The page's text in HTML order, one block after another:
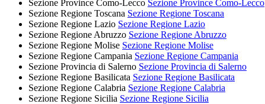
Sezione Province Como-Lecco Sezione Province Como-Lecco
Sezione Regione Toscana Sezione Regione Toscana
Sezione Regione Lazio Sezione Regione Lazio
Sezione Regione Abruzzo Sezione Regione Abruzzo
Sezione Regione Molise Sezione Regione Molise
Sezione Regione Campania Sezione Regione Campania
Sezione Provincia di Salerno Sezione Provincia di Salerno
Sezione Regione Basilicata Sezione Regione Basilicata
Sezione Regione Calabria Sezione Regione Calabria
Sezione Regione Sicilia Sezione Regione Sicilia